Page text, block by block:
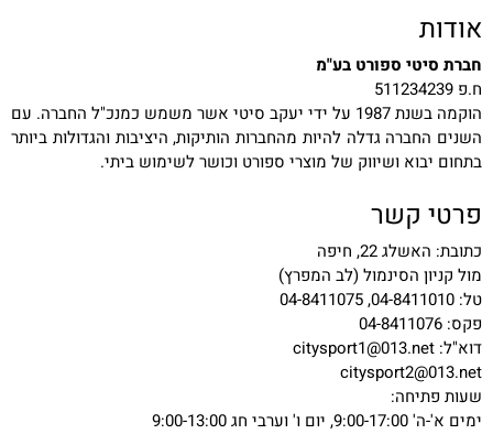
אודות
חברת סיטי ספורט בע"מ
ח.פ 511234239
הוקמה בשנת 1987 על ידי יעקב סיטי אשר משמש כמנכ"ל החברה. עם
השנים החברה גדלה להיות מהחברות הותיקות, היציבות והגדולות ביותר
בתחום יבוא ושיווק של מוצרי ספורט וכושר לשימוש ביתי.
פרטי קשר
כתובת: האשלג 22, חיפה
מול קניון הסינמול (לב המפרץ)
טל: 04-8411010, 04-8411075
פקס: 04-8411076
דוא"ל: citysport1@013.net
citysport2@013.net
שעות פתיחה:
ימים א'-ה' 9:00-17:00, יום ו' וערבי חג 9:00-13:00